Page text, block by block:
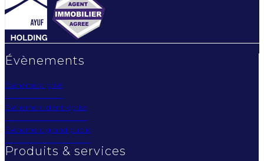
Évènements
Évènement privé
Évènement d'entreprise
Évènement grand public
Produits & services